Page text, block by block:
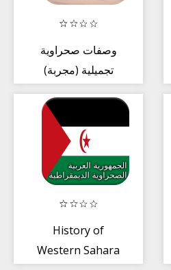
وصفات صحراوية
تجميلية (مجربة)
History of
Western Sahara